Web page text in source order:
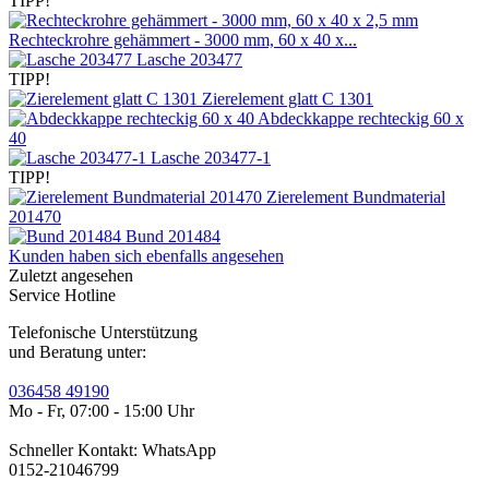
Rechteckrohre gehämmert - 3000 mm, 60 x 40 x...
Lasche 203477
TIPP!
Zierelement glatt C 1301
Abdeckkappe rechteckig 60 x
40
Lasche 203477-1
TIPP!
Zierelement Bundmaterial
201470
Bund 201484
Kunden haben sich ebenfalls angesehen
Zuletzt angesehen
Service Hotline
Telefonische Unterstützung
und Beratung unter:
036458 49190
Mo - Fr, 07:00 - 15:00 Uhr
Schneller Kontakt: WhatsApp
0152-21046799